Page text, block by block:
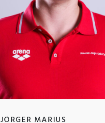
JÖRGER MARIUS